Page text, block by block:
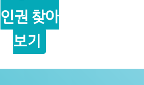
인권 찾아
보기